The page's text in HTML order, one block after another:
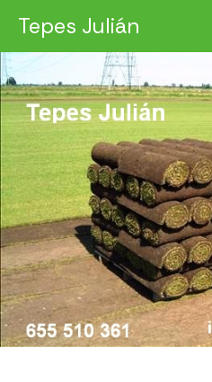
contenido
Tepes Julián